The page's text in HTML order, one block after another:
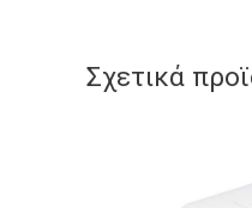
Σχετικά